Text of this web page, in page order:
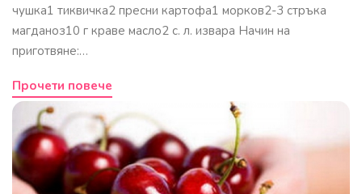
чушка1 тиквичка2 пресни картофа1 морков2-3 стръка
магданоз10 г краве масло2 с. л. извара Начин на
приготвяне:…
Прочети повече